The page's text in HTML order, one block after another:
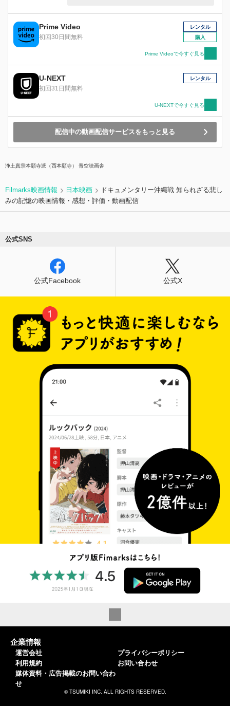
対馬丸事件の生存者である中島髙男は、事件当時
「対馬丸」の甲板員として乗船しており、沈没の
衝撃でバラバラになった筏を、暗闇の海上を泳い
で一つ一つ探し、それらを繋げ7人を救助しまし
た。数日間の漂流の末、奇跡的に生還しました
が、その後も、事件に関する厳しい情報統制の中
で苦しみ続けました。中島髙男を祖父に持つ俳
優・寿大聡は、祖父の死をきっかけにその足跡を
辿り、事件の真相に迫る旅に出ます。戦争の理不
尽さ、そして人々の記憶に埋もれた真実を追求す
る中で、寿大の旅は戦地ウクライナにまで及びま
す。その旅の果てで私たちが見るものとは。
Prime Video
初回30日間無料
レンタル
購入
Prime Videoで今すぐ見る
U-NEXT
初回31日間無料
レンタル
U-NEXTで今すぐ見る
配信中の動画配信サービスをもっと見る
浄土真宗本願寺派（西本願寺） 青空映画舎
Filmarks映画情報 日本映画
ドキュメンタリー沖縄戦 知られざる悲し
みの記憶の映画情報・感想・評価・動画配信
公式SNS
公式Facebook 公式X
企業情報
運営会社
利用規約
媒体資料・広告掲載のお問い合わ
せ
プライバシーポリシー
お問い合わせ
© TSUMIKI INC. ALL RIGHTS RESERVED.